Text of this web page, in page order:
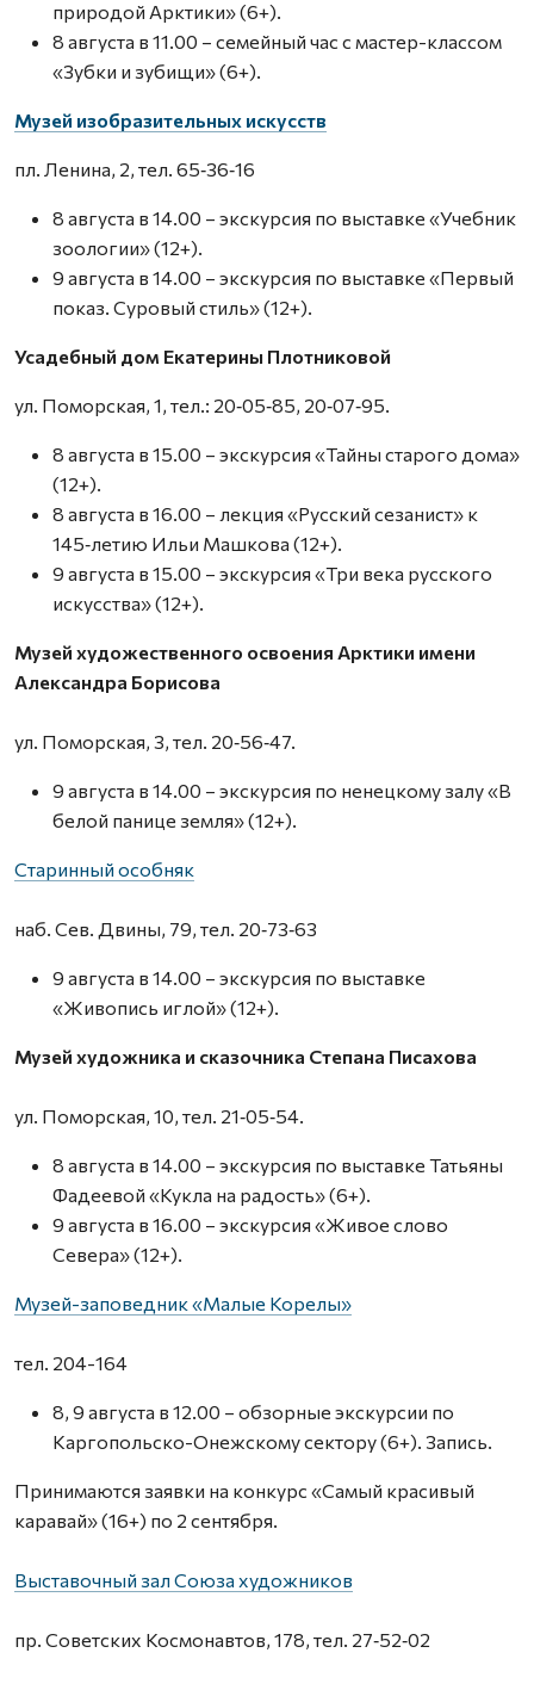
природой Арктики» (6+).
8 августа в 11.00 – семейный час с мастер-классом
«Зубки и зубищи» (6+).
Музей изобразительных искусств
пл. Ленина, 2, тел. 65‑36‑16
8 августа в 14.00 – экскурсия по выставке «Учебник
зоологии» (12+).
9 августа в 14.00 – экскурсия по выставке «Первый
показ. Суровый стиль» (12+).
Усадебный дом Екатерины Плотниковой
ул. Поморская, 1, тел.: 20‑05‑85, 20‑07‑95.
8 августа в 15.00 – экскурсия «Тайны старого дома»
(12+).
8 августа в 16.00 – лекция «Русский сезанист» к
145‑летию Ильи Машкова (12+).
9 августа в 15.00 – экскурсия «Три века русского
искусства» (12+).
Музей художественного освоения Арктики имени
Александра Борисова
ул. Поморская, 3, тел. 20‑56‑47.
9 августа в 14.00 – экскурсия по ненецкому залу «В
белой панице земля» (12+).
Старинный особняк
наб. Сев. Двины, 79, тел. 20‑73‑63
9 августа в 14.00 – экскурсия по выставке
«Живопись иглой» (12+).
Музей художника и сказочника Степана Писахова
ул. Поморская, 10, тел. 21‑05‑54.
8 августа в 14.00 – экскурсия по выставке Татьяны
Фадеевой «Кукла на радость» (6+).
9 августа в 16.00 – экскурсия «Живое слово
Севера» (12+).
Музей-заповедник «Малые Корелы»
тел. 204-164
8, 9 августа в 12.00 – обзорные экскурсии по
Каргопольско-Онежскому сектору (6+). Запись.
Принимаются заявки на конкурс «Самый красивый
каравай» (16+) по 2 сентября.
Выставочный зал Союза художников
пр. Советских Космонавтов, 178, тел. 27‑52‑02